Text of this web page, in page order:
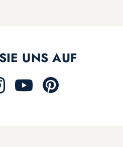
UNS AUF